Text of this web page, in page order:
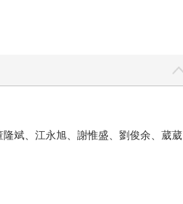
斌、江永旭、謝惟盛、劉俊余、葳葳